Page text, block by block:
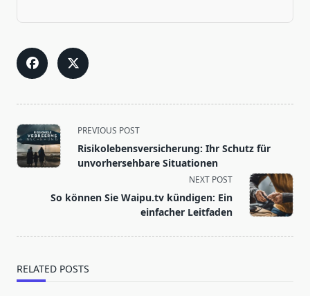
<span
class="nav-
subtitle
reader-
PREVIOUS POST
Risikolebensversicherung: Ihr Schutz für
unvorhersehbare Situationen
NEXT POST
So können Sie Waipu.tv kündigen: Ein
einfacher Leitfaden
RELATED POSTS